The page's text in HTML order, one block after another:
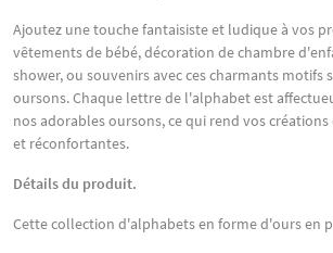
Ajoutez une touche fantaisiste et ludique à vos
vêtements de bébé, décoration de chambre
shower, ou souvenirs avec ces charmants motifs
oursons. Chaque lettre de l'alphabet est
nos adorables oursons, ce qui rend vos
et réconfortantes.
Détails du produit.
Cette collection d'alphabets en forme d'ours en